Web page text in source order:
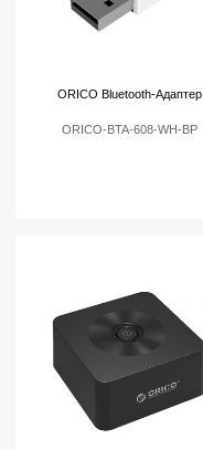
ORICO Bluetooth-Адаптер
ORICO-BTA-608-WH-BP